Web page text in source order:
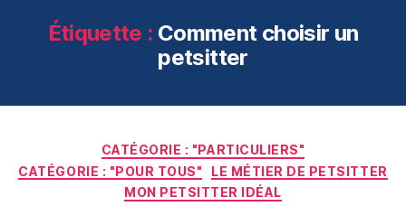
Étiquette : Comment choisir un
petsitter
Catégories
CATÉGORIE : "PARTICULIERS"
CATÉGORIE : "POUR TOUS"
LE MÉTIER DE PETSITTER
MON PETSITTER IDÉAL